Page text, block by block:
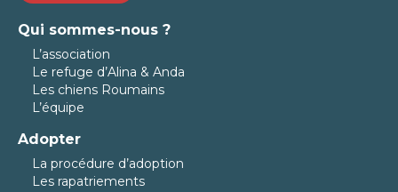
Qui sommes-nous ?
L’association
Le refuge d’Alina & Anda
Les chiens Roumains
L’équipe
Adopter
La procédure d’adoption
Les rapatriements